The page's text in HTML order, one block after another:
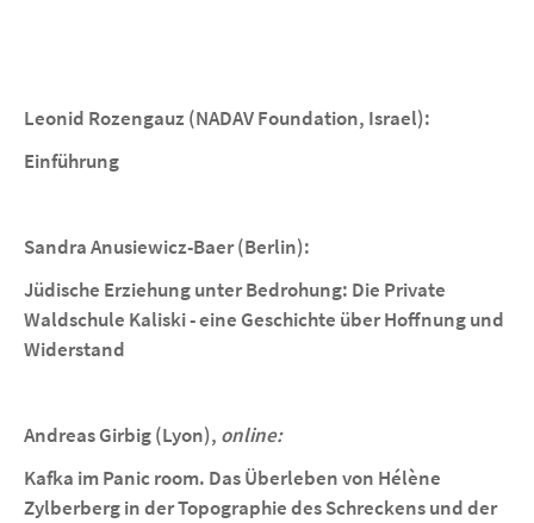
Leonid Rozengauz (NADAV Foundation, Israel):
Einführung
Sandra Anusiewicz-Baer (Berlin):
Jüdische Erziehung unter Bedrohung: Die Private
Waldschule Kaliski - eine Geschichte über Hoffnung und
Widerstand
Andreas Girbig (Lyon), online:
Kafka im Panic room. Das Überleben von Hélène
Zylberberg in der Topographie des Schreckens und der